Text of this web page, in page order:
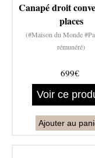
Canapé droit
places
(#Maison du Monde
rémunéré)
699€
Voir ce
Ajouter au